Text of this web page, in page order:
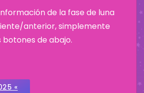
de la fase de luna
anterior, simplemente
botones de abajo.
«